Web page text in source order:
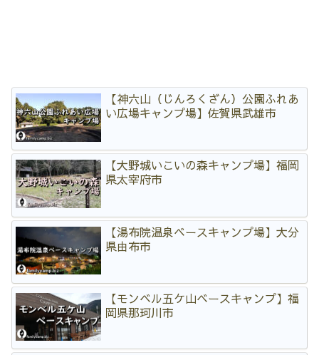
【神六山（じんろくざん）公園ふれあ
い広場キャンプ場】佐賀県武雄市
【大野城いこいの森キャンプ場】福岡
県太宰府市
【湯布院温泉ベースキャンプ場】大分
県由布市
【モンベル五ケ山ベースキャンプ】福
岡県那珂川市